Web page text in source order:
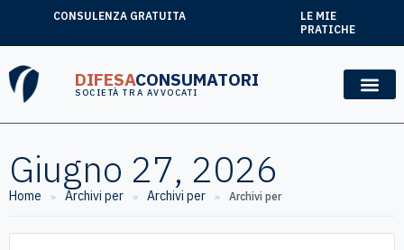
CONSULENZA GRATUITA
LE MIE
PRATICHE
DIFESACONSUMATORI
SOCIETÀ TRA AVVOCATI
Giugno 27, 2026
Home » Archivi per » Archivi per » Archivi per